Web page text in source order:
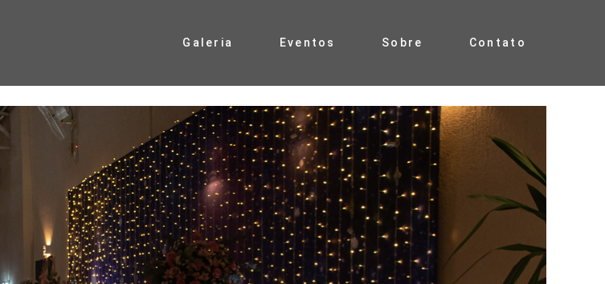
Galeria Eventos Sobre Contato